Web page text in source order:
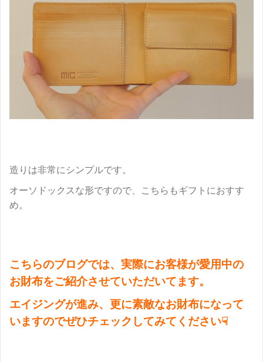
造りは非常にシンプルです。
オーソドックスな形ですので、こちらもギフトにおすす
め。
こちらのブログでは、実際にお客様が愛用中の
お財布をご紹介させていただいてます。
エイジングが進み、更に素敵なお財布になって
いますのでぜひチェックしてみてください☟